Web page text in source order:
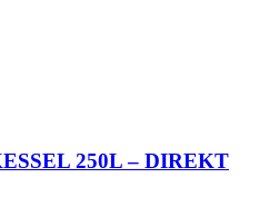
250L – DIREKT